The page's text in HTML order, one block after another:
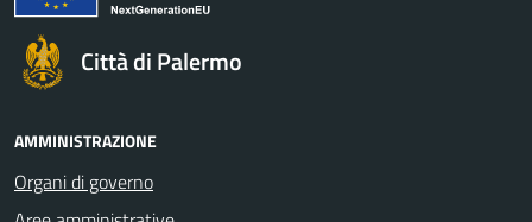
Città di Palermo
AMMINISTRAZIONE
Organi di governo